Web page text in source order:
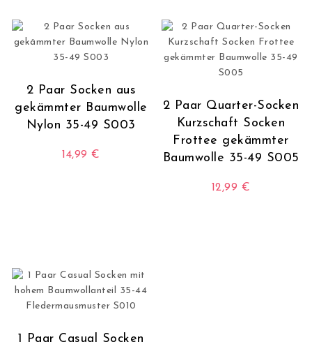
2 Paar Socken aus
gekämmter Baumwolle
Nylon 35-49 S003
14,99€
2 Paar Quarter-Socken
Kurzschaft Socken
Frottee gekämmter
Baumwolle 35-49 S005
12,99 €
1 Paar Casual Socken